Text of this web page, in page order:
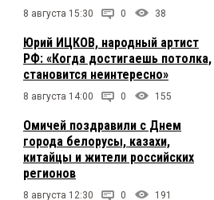
8 августа 15:30 0 38
Юрий ИЦКОВ, народный артист
РФ: «Когда достигаешь потолка,
становится неинтересно»
8 августа 14:00 0 155
Омичей поздравили с Днем
города белорусы, казахи,
китайцы и жители российских
регионов
8 августа 12:30 0 191